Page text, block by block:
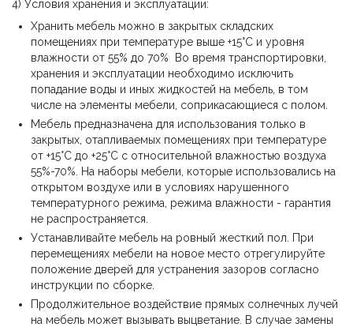
4) Условия хранения и эксплуатации:
Хранить мебель можно в закрытых складских
помещениях при температуре выше +15°С и уровня
влажности от 55% до 70% Во время транспортировки,
хранения и эксплуатации необходимо исключить
попадание воды и иных жидкостей на мебель, в том
числе на элементы мебели, соприкасающиеся с полом.
Мебель предназначена для использования только в
закрытых, отапливаемых помещениях при температуре
от +15°С до +25°С с относительной влажностью воздуха
55%-70%. На наборы мебели, которые использовались на
открытом воздухе или в условиях нарушенного
температурного режима, режима влажности - гарантия
не распространяется.
Устанавливайте мебель на ровный жесткий пол. При
перемещениях мебели на новое место отрегулируйте
положение дверей для устранения зазоров согласно
инструкции по сборке.
Продолжительное воздействие прямых солнечных лучей
на мебель может вызывать выцветание. В случае замены